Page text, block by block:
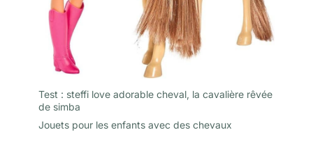
Test : steffi love adorable cheval, la cavalière rêvée
de simba
Jouets pour les enfants avec des chevaux